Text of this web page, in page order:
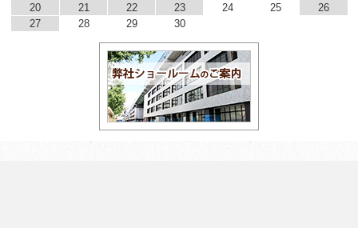
20
21 22 23 24 25
26
27
28 29 30